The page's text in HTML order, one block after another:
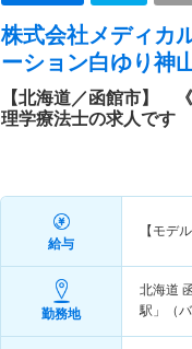
株式会社メディカ
ーション白ゆり神
【北海道／函館市】
理学療法士の求人です
給与
【モデ
勤務地
北海道
駅」（